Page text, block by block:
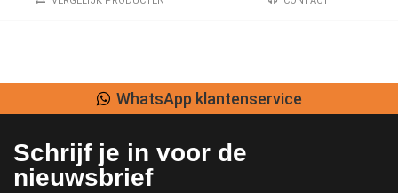
WhatsApp klantenservice
Schrijf je in voor de
nieuwsbrief